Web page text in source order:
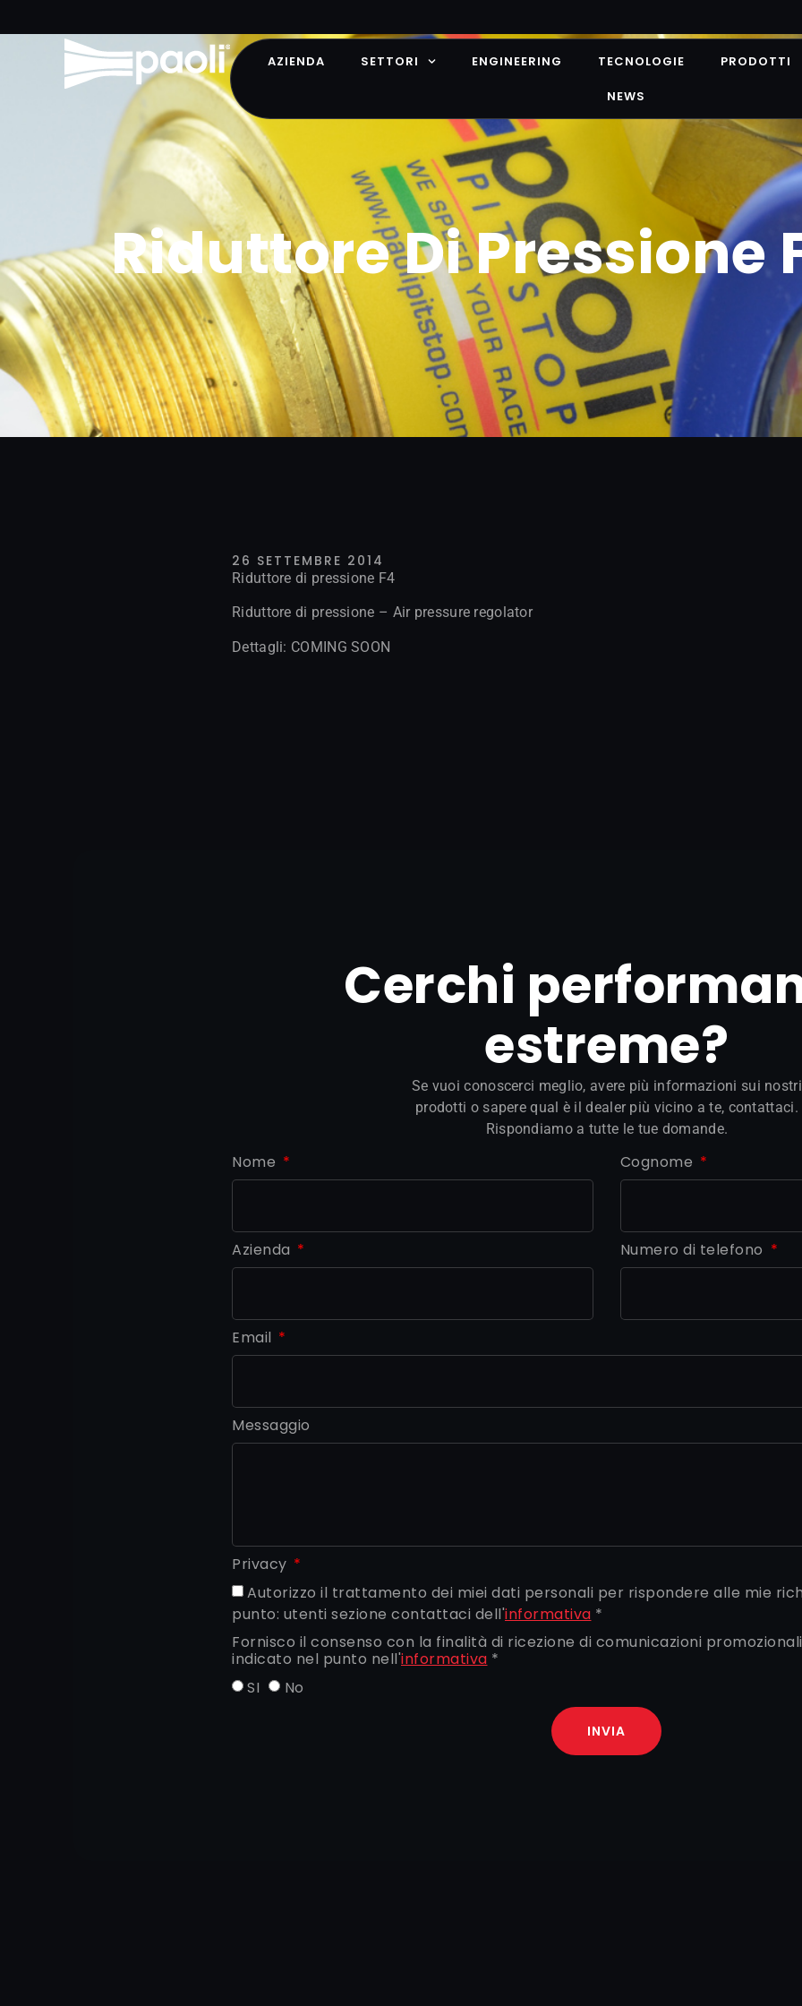
AZIENDA SETTORI ENGINEERING TECNOLOGIE PRODOTTI
NEWS
Riduttore Di Pressione
26 SETTEMBRE 2014
Riduttore di pressione F4
Riduttore di pressione – Air pressure regolator
Dettagli: COMING SOON
Cerchi
estreme?
Se vuoi conoscerci meglio, avere più informazioni sui nostri
prodotti o sapere qual è il dealer più vicino a te, contattaci.
Rispondiamo a tutte le tue domande.
Nome Cognome
Azienda Numero di telefono
Email
Messaggio
Privacy
Autorizzo il trattamento dei miei dati personali per rispondere alle mie
punto: utenti sezione contattaci dell'informativa *
Fornisco il consenso con la finalità di ricezione di comunicazioni
indicato nel punto nell'informativa *
SI
No
INVIA